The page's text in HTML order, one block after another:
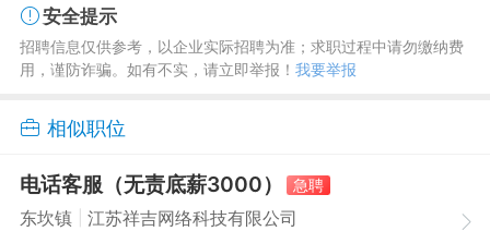
安全提示
招聘信息仅供参考，以企业实际招聘为准；求职过程中请勿缴纳费
用，谨防诈骗。如有不实，请立即举报！ 我要举报
相似职位
电话客服（无责底薪3000）
急聘
东坎镇
江苏祥吉网络科技有限公司